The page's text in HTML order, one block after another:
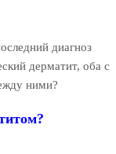
диагноз
дерматит, оба с
ними?